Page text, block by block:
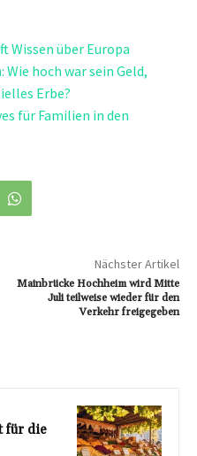
Wissen über Europa
hoch war sein Geld,
Erbe?
für Familien in den
Nächster Artikel
Mainbrücke Hochheim wird Mitte
Juli teilweise wieder für den
Verkehr freigegeben
für die